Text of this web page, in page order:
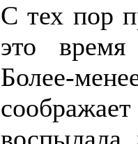
С тех пор
это время
Более-